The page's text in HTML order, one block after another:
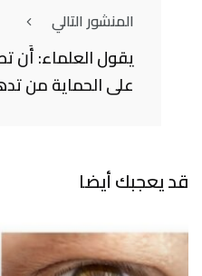
المنشور التالي
يقول العلماء: أَن
على الحماية من
قد يعجبك أيضا